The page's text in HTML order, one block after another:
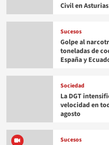
Civil en Asturias
Sucesos
Golpe al
toneladas de
España y
Sociedad
La DGT
velocidad en
agosto
Sucesos